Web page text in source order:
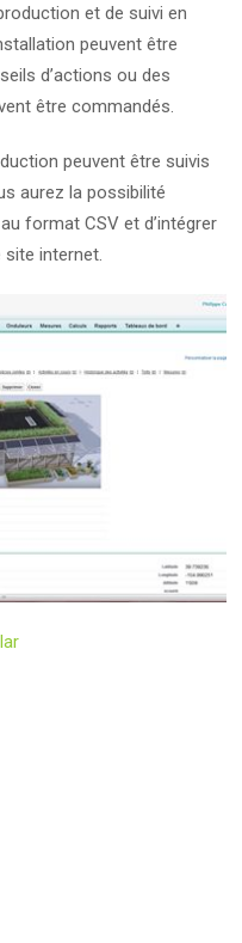
et de suivi en
peuvent être
d’actions ou des
être commandés.
peuvent être suivis
aurez la possibilité
format CSV et d’intégrer
site internet.